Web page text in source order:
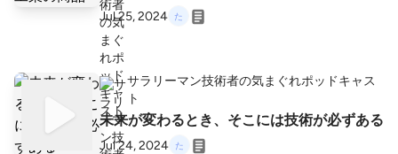
Jul 25, 2024
サラリーマン技術者の気まぐれポッドキャス
ト
未来が変わるとき、そこには技術が必ずある
Jul 24, 2024